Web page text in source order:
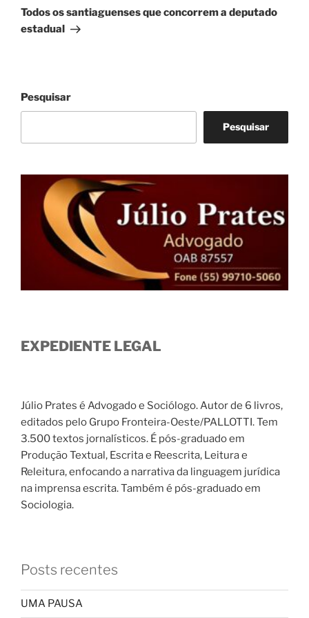
post
Todos os santiaguenses que concorrem a deputado
estadual
Pesquisar
Pesquisar
EXPEDIENTE LEGAL
Júlio Prates é Advogado e Sociólogo. Autor de 6 livros,
editados pelo Grupo Fronteira-Oeste/PALLOTTI. Tem
3.500 textos jornalísticos. É pós-graduado em
Produção Textual, Escrita e Reescrita, Leitura e
Releitura, enfocando a narrativa da linguagem jurídica
na imprensa escrita. Também é pós-graduado em
Sociologia.
Posts recentes
UMA PAUSA